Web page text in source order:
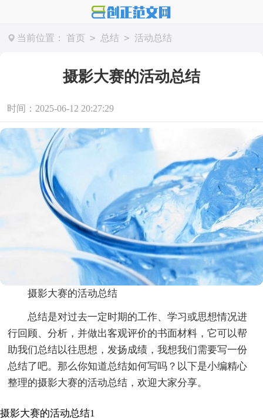
当前位置： 首页 > 总结 > 活动总结
摄影大赛的活动总结
时间：2025-06-12 20:27:29
摄影大赛的活动总结
总结是对过去一定时期的工作、学习或思想情况进
行回顾、分析，并做出客观评价的书面材料，它可以帮
助我们总结以往思想，发扬成绩，我想我们需要写一份
总结了吧。那么你知道总结如何写吗？以下是小编精心
整理的摄影大赛的活动总结，欢迎大家分享。
摄影大赛的活动总结1